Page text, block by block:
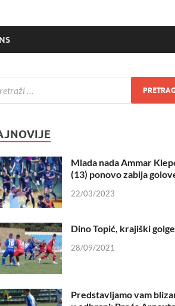
Mlada nada Ammar
(13) ponovo zabija
22/03/2023
Dino Topić, krajiški
28/09/2021
Predstavljamo vam